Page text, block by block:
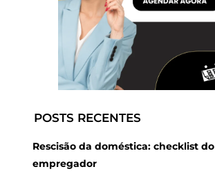
POSTS RECENTES
Rescisão da doméstica: checklist do
empregador